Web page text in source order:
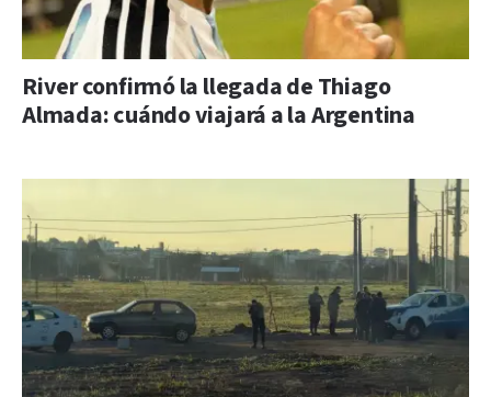
River confirmó la llegada de Thiago
Almada: cuándo viajará a la Argentina